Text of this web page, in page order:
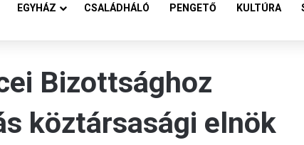
EGYHÁZ CSALÁDHÁLÓ PENGETŐ KULTÚRA
Bizottsághoz
köztársasági elnök